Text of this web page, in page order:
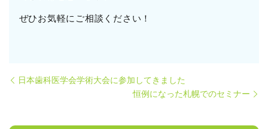
ぜひお気軽にご相談ください！
日本歯科医学会学術大会に参加してきました
恒例になった札幌でのセミナー